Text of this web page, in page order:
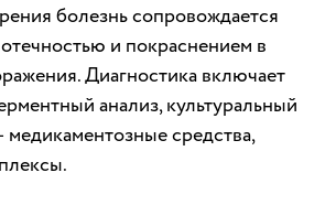
болезнь сопровождается
и покраснением в
Диагностика включает
анализ, культуральный
медикаментозные средства,